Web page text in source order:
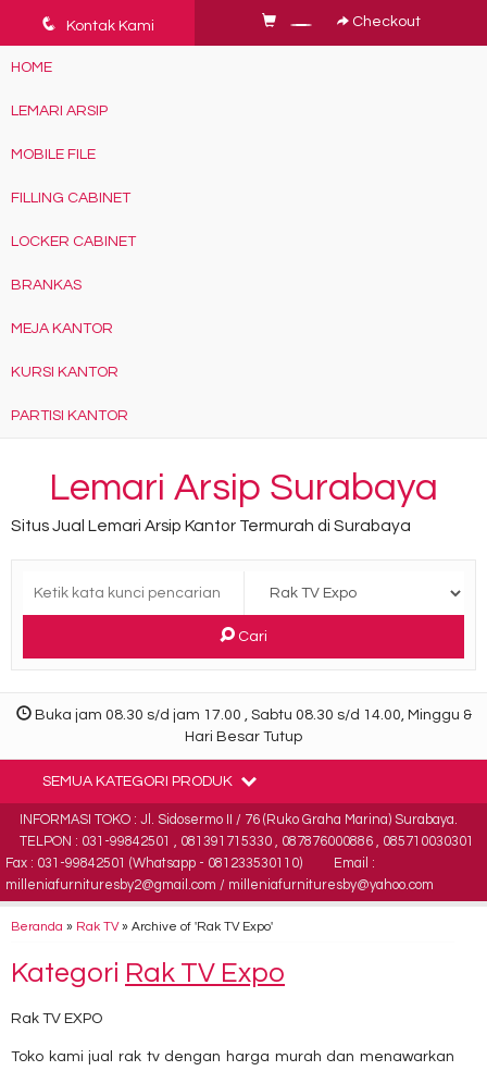
q Kontak Kami Checkout
HOME
LEMARI ARSIP
MOBILE FILE
FILLING CABINET
LOCKER CABINET
BRANKAS
MEJA KANTOR
KURSI KANTOR
PARTISI KANTOR
Lemari Arsip Surabaya
Situs Jual Lemari Arsip Kantor Termurah di Surabaya
Cari
Buka jam 08.30 s/d jam 17.00 , Sabtu 08.30 s/d 14.00, Minggu &
Hari Besar Tutup
SEMUA KATEGORI PRODUK
INFORMASI TOKO : Jl. Sidosermo II / 76 (Ruko Graha Marina) Surabaya.
TELPON : 031-99842501 , 081391715330 , 087876000886 , 085710030301
Fax : 031-99842501 (Whatsapp - 081233530110)
Email :
milleniafurnituresby2@gmail.com / milleniafurnituresby@yahoo.com
Beranda » Rak TV» Archive of 'Rak TV Expo'
Kategori Rak TV Expo
Rak TV EXPO
Toko kami jual rak tv dengan harga murah dan menawarkan